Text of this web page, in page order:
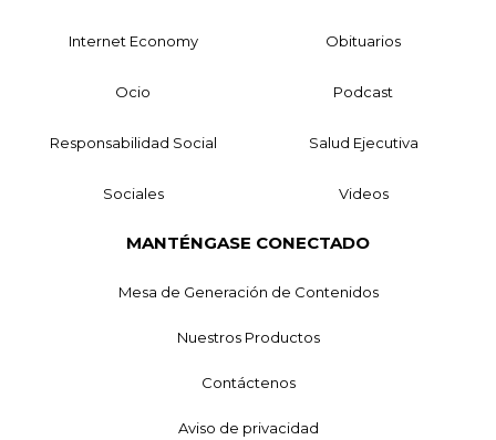
Internet Economy Obituarios
Ocio Podcast
Responsabilidad Social Salud Ejecutiva
Sociales Videos
MANTÉNGASE CONECTADO
Mesa de Generación de Contenidos
Nuestros Productos
Contáctenos
Aviso de privacidad